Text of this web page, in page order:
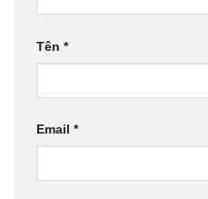
Tên *
Email *